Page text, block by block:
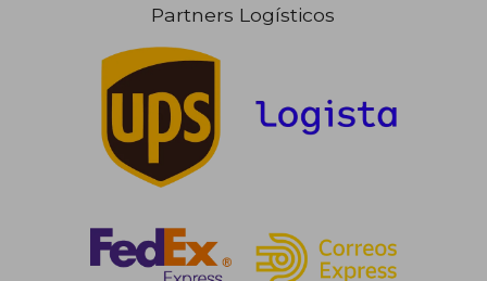
Partners Logísticos